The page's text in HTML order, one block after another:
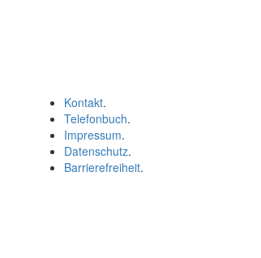
Kontakt.
Telefonbuch.
Impressum.
Datenschutz.
Barrierefreiheit.